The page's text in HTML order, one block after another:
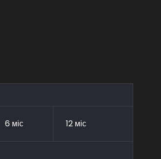
6 міс 12 міс